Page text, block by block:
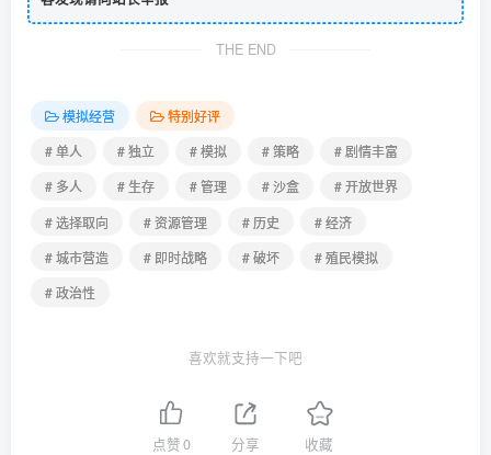
THE END
模拟经营
特别好评
# 单人
# 独立 # 模拟 # 策略
# 剧情丰富
# 多人
# 生存 # 管理 # 沙盒
# 开放世界
# 选择取向
# 资源管理 # 历史
# 经济
# 城市营造
# 即时战略 # 破坏
# 殖民模拟
# 政治性
喜欢就支持一下吧
点赞0 分享 收藏